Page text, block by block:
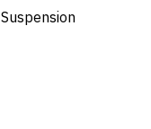
Suspension